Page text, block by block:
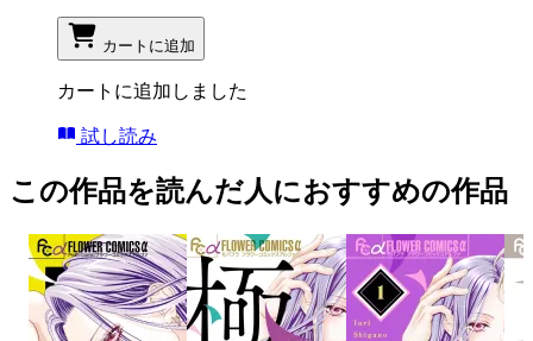
カートに追加
カートに追加しました
試し読み
この作品を読んだ人におすすめの作品